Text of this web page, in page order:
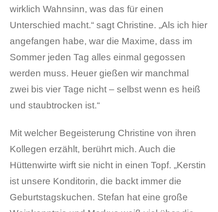
wirklich Wahnsinn, was das für einen
Unterschied macht.“ sagt Christine. „Als ich hier
angefangen habe, war die Maxime, dass im
Sommer jeden Tag alles einmal gegossen
werden muss. Heuer gießen wir manchmal
zwei bis vier Tage nicht – selbst wenn es heiß
und staubtrocken ist.“
Mit welcher Begeisterung Christine von ihren
Kollegen erzählt, berührt mich. Auch die
Hüttenwirte wirft sie nicht in einen Topf. „Kerstin
ist unsere Konditorin, die backt immer die
Geburtstagskuchen. Stefan hat eine große